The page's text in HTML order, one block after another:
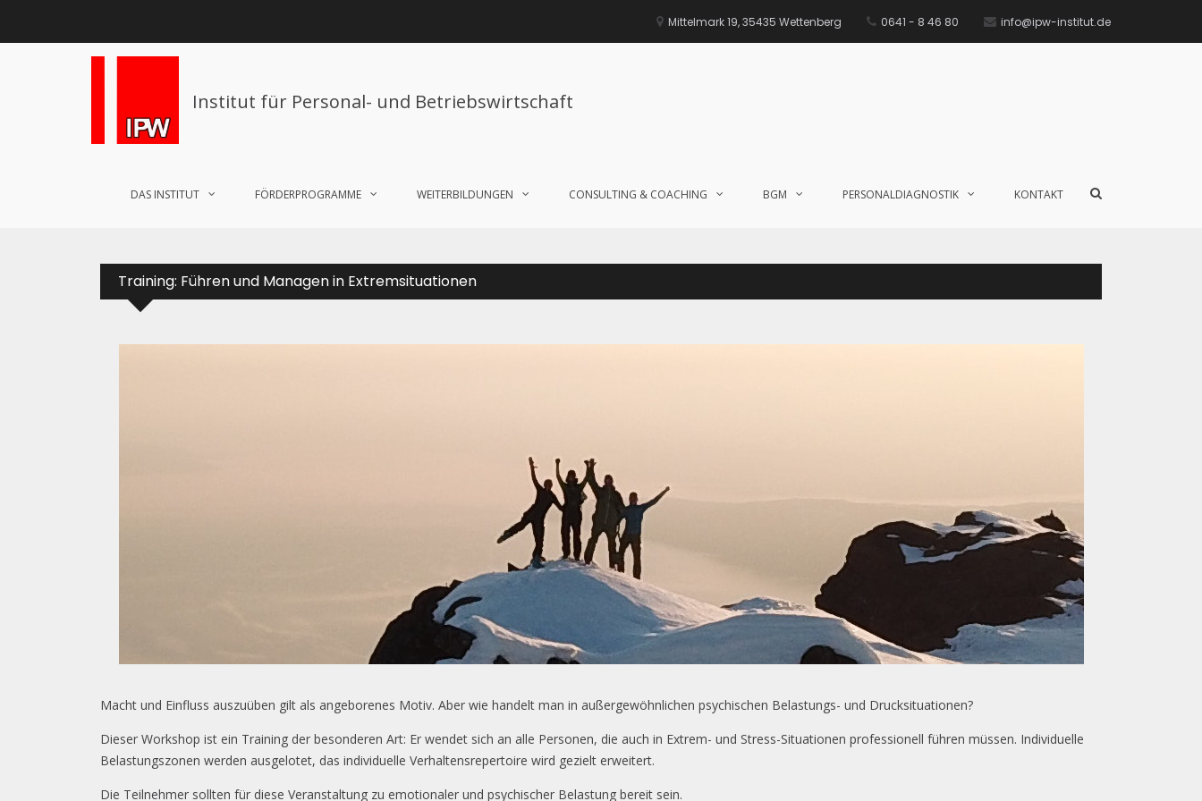
Mittelmark 19, 35435 Wettenberg 0641 - 8 46 80 info@ipw-institut.de
Institut für Personal- und Betriebswirtschaft
DAS INSTITUT FÖRDERPROGRAMME WEITERBILDUNGEN CONSULTING & COACHING BGM PERSONALDIAGNOSTIK KONTAKT
Training: Führen und Managen in Extremsituationen
Macht und Einfluss auszuüben gilt als angeborenes Motiv. Aber wie handelt man in außergewöhnlichen psychischen Belastungs- und Drucksituationen?
Dieser Workshop ist ein Training der besonderen Art: Er wendet sich an alle Personen, die auch in Extrem- und Stress-Situationen professionell führen müssen. Individuelle
Belastungszonen werden ausgelotet, das individuelle Verhaltensrepertoire wird gezielt erweitert.
Die Teilnehmer sollten für diese Veranstaltung zu emotionaler und psychischer Belastung bereit sein.